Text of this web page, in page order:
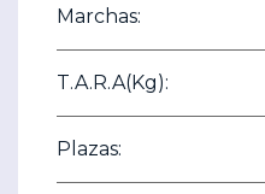
Marchas:
T.A.R.A(Kg):
Plazas: